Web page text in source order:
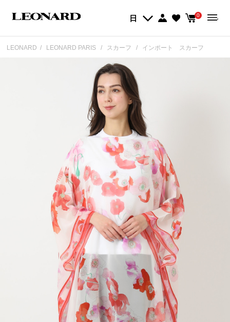
日 0
LEONARD LEONARD PARIS スカーフ インポート スカーフ